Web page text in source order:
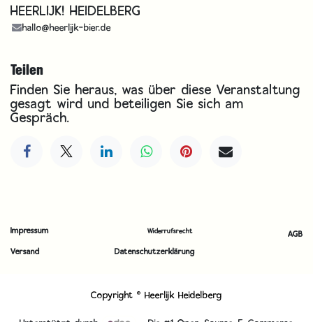
HEERLIJK! HEIDELBERG
hallo@heerlijk-bier.de
Teilen
Finden Sie heraus, was über diese Veranstaltung
gesagt wird und beteiligen Sie sich am
Gespräch.
Impressum
Versand
Widerrufsrecht
Datenschutzerklärung
AGB
Copyright © Heerlijk Heidelberg